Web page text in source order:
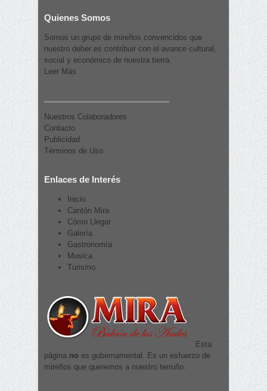
Quienes Somos
Somos un grupo de mireños convencidos que
nuestro deber es contribuir con el avance cultural,
social y económico de nuestra tierra.
Leer Más
Nuestros Colaboradores
Contacto
Publicidad
Términos de Uso
Enlaces de Interés
Inicio
Cantón Mira
Cómo Llegar
Galería
Gastronomía
Musica
Turismo
Esta
página no es gubernamental. Es un esfuerzo de
mireños que queremos a nuestro terruño.